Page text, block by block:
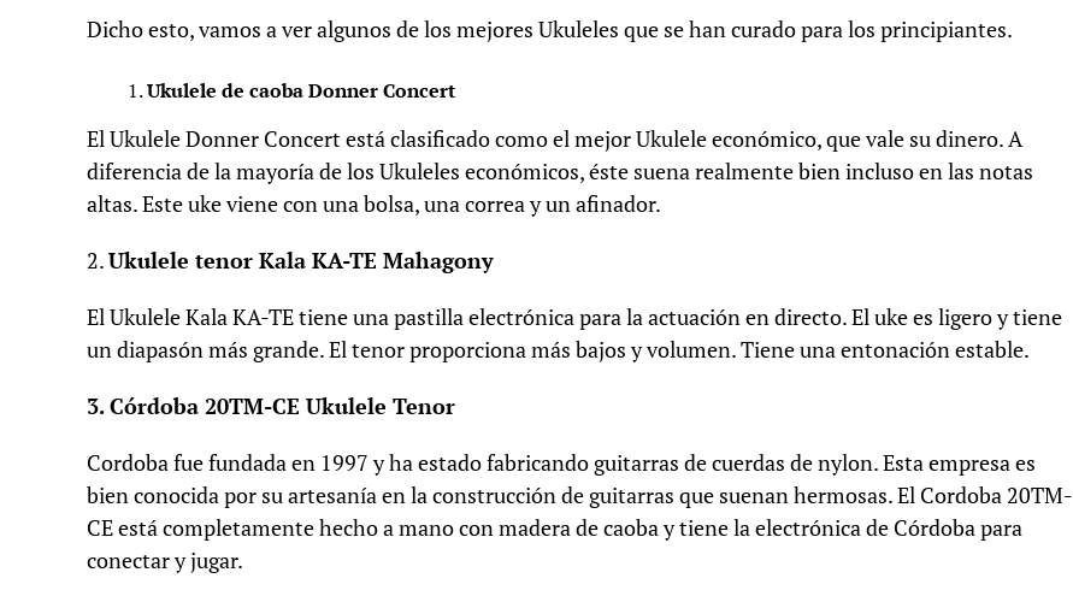
Dicho esto, vamos a ver algunos de los mejores Ukuleles que se han curado para los principiantes.
Ukulele de caoba Donner Concert
El Ukulele Donner Concert está clasificado como el mejor Ukulele económico, que vale su dinero. A
diferencia de la mayoría de los Ukuleles económicos, éste suena realmente bien incluso en las notas
altas. Este uke viene con una bolsa, una correa y un afinador.
2.Ukulele tenor Kala KA-TE Mahagony
El Ukulele Kala KA-TE tiene una pastilla electrónica para la actuación en directo. El uke es ligero y tiene
un diapasón más grande. El tenor proporciona más bajos y volumen. Tiene una entonación estable.
3. Córdoba 20TM-CE Ukulele Tenor
Cordoba fue fundada en 1997 y ha estado fabricando guitarras de cuerdas de nylon. Esta empresa es
bien conocida por su artesanía en la construcción de guitarras que suenan hermosas. El Cordoba 20TM-
CE está completamente hecho a mano con madera de caoba y tiene la electrónica de Córdoba para
conectar y jugar.